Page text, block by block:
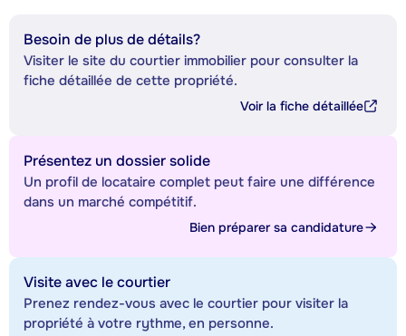
Besoin de plus de détails?
Visiter le site du courtier immobilier pour consulter la
fiche détaillée de cette propriété.
Voir la fiche détaillée
Présentez un dossier solide
Un profil de locataire complet peut faire une différence
dans un marché compétitif.
Bien préparer sa candidature
Visite avec le courtier
Prenez rendez-vous avec le courtier pour visiter la
propriété à votre rythme, en personne.